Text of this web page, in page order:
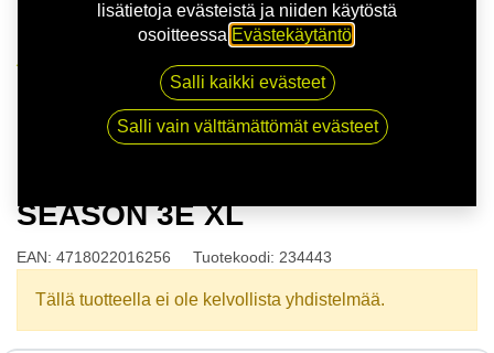
165/70R14 81T NOVEX ALL SEASON 3E XL
SEASON 3E XL
EAN: 4718022016256 Tuotekoodi: 234443
Tällä tuotteella ei ole kelvollista yhdistelmää.
lisätietoja evästeistä ja niiden käytöstä
osoitteessa Evästekäytäntö
Salli kaikki evästeet
Salli vain välttämättömät evästeet